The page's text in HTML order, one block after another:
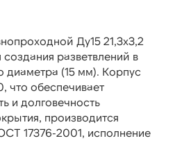
Ду15 21,3х3,2
разветвлений в
диаметра (15 мм). Корпус
что обеспечивает
и долговечность
производится
17376-2001, исполнение